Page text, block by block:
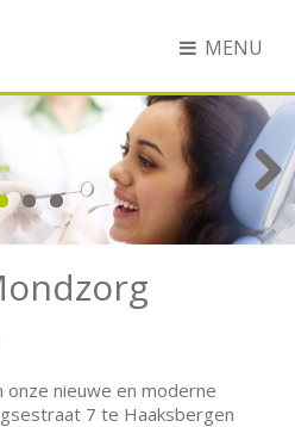
MENU
Next
onze nieuwe en moderne
7 te Haaksbergen